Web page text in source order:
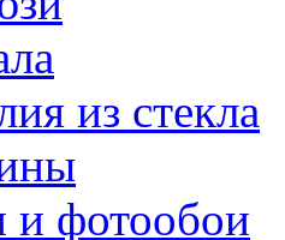
из стекла
и фотообои